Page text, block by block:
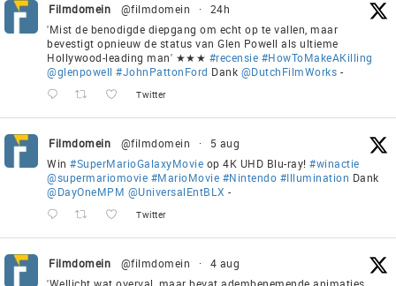
Filmdomein @filmdomein ·
24h
'Mist de benodigde diepgang om echt op te vallen, maar
bevestigt opnieuw de status van Glen Powell als ultieme
Hollywood-leading man' ★★★ #recensie #HowToMakeAKilling
@glenpowell #JohnPattonFord Dank @DutchFilmWorks -
Twitter
Filmdomein @filmdomein ·
5 aug
Win #SuperMarioGalaxyMovie op 4K UHD Blu-ray! #winactie
@supermariomovie #MarioMovie #Nintendo #Illumination Dank
@DayOneMPM @UniversalEntBLX -
Twitter
Filmdomein @filmdomein ·
4 aug